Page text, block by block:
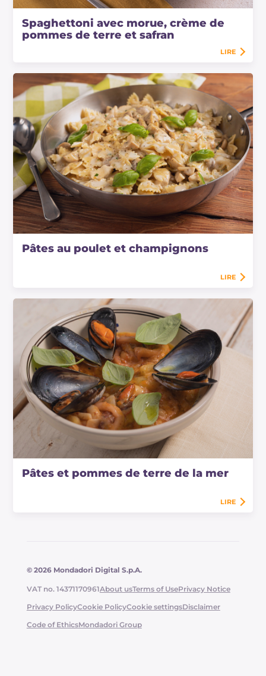
Spaghettoni avec morue, crème de
pommes de terre et safran
LIRE
Pâtes au poulet et champignons
LIRE
Pâtes et pommes de terre de la mer
LIRE
© 2026 Mondadori Digital S.p.A.
VAT no. 14371170961About usTerms of UsePrivacy Notice
Privacy PolicyCookie PolicyCookie settingsDisclaimer
Code of EthicsMondadori Group